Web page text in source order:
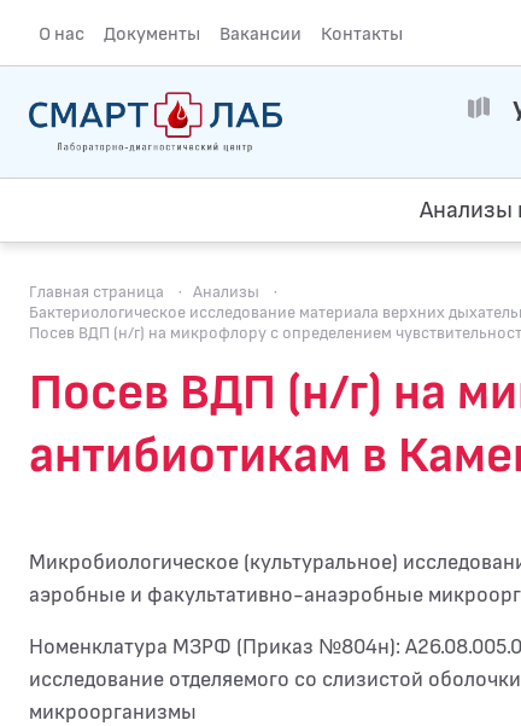
О нас Документы Вакансии Контакты
Анализы
Главная страница · Анализы
·
Бактериологическое исследование материала верхних
Посев ВДП (н/г) на микрофлору с определением
Посев ВДП (н/г) на
антибиотикам в
Микробиологическое (культуральное)
аэробные и факультативно-анаэробные
Номенклатура МЗРФ (Приказ №804н):
исследование отделяемого со слизистой
микроорганизмы